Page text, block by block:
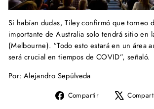
Si habían dudas, Tiley confirmó que torneo
importante de Australia solo tendrá sitio en
(Melbourne). “Todo esto estará en un área
será crucial en tiempos de COVID”, señaló.
Por: Alejandro Sepúlveda
Compartir
Compartir